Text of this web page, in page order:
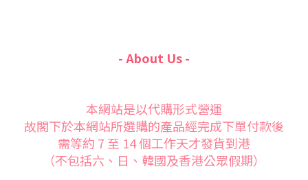
- About Us -
本網站是以代購形式營運
故閣下於本網站所選購的產品經完成下單付款後
需等約 7 至 14 個工作天才發貨到港
（不包括六、日、韓國及香港公眾假期）